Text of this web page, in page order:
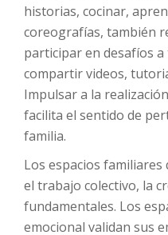
historias, cocinar,
coreografías, también
participar en desafíos a
compartir videos,
Impulsar a la
facilita el sentido de
familia.
Los espacios
el trabajo colectivo, la
fundamentales. Los
emocional validan sus